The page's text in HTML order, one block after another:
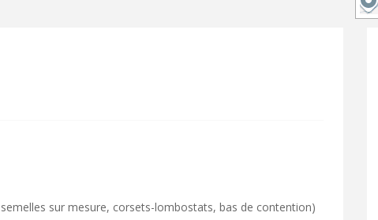
sur mesure, corsets-lombostats, bas de contention)